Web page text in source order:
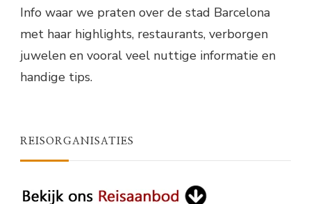
Info waar we praten over de stad Barcelona
met haar highlights, restaurants, verborgen
juwelen en vooral veel nuttige informatie en
handige tips.
REISORGANISATIES